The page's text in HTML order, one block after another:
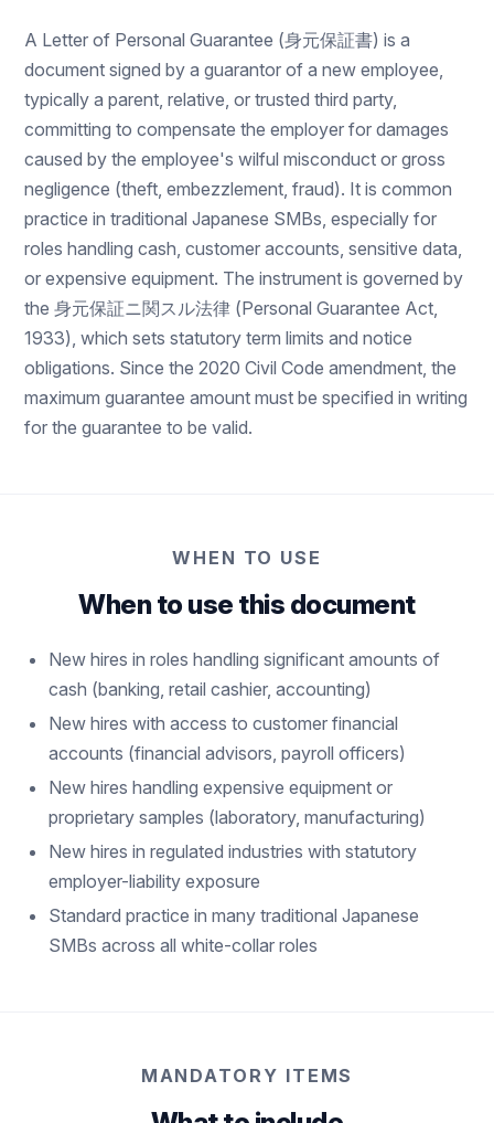
A Letter of Personal Guarantee (身元保証書) is a
document signed by a guarantor of a new employee,
typically a parent, relative, or trusted third party,
committing to compensate the employer for damages
caused by the employee's wilful misconduct or gross
negligence (theft, embezzlement, fraud). It is common
practice in traditional Japanese SMBs, especially for
roles handling cash, customer accounts, sensitive data,
or expensive equipment. The instrument is governed by
the 身元保証ニ関スル法律 (Personal Guarantee Act,
1933), which sets statutory term limits and notice
obligations. Since the 2020 Civil Code amendment, the
maximum guarantee amount must be specified in writing
for the guarantee to be valid.
WHEN TO USE
When to use this document
New hires in roles handling significant amounts of
cash (banking, retail cashier, accounting)
New hires with access to customer financial
accounts (financial advisors, payroll officers)
New hires handling expensive equipment or
proprietary samples (laboratory, manufacturing)
New hires in regulated industries with statutory
employer-liability exposure
Standard practice in many traditional Japanese
SMBs across all white-collar roles
MANDATORY ITEMS